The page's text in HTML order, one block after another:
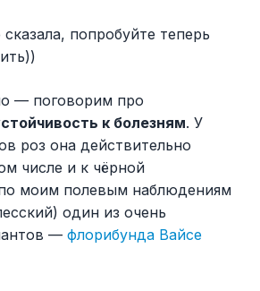
попробуйте теперь
— поговорим про
к болезням. У
роз она действительно
числе и к чёрной
моим полевым наблюдениям
один из очень
— флорибунда Вайсе